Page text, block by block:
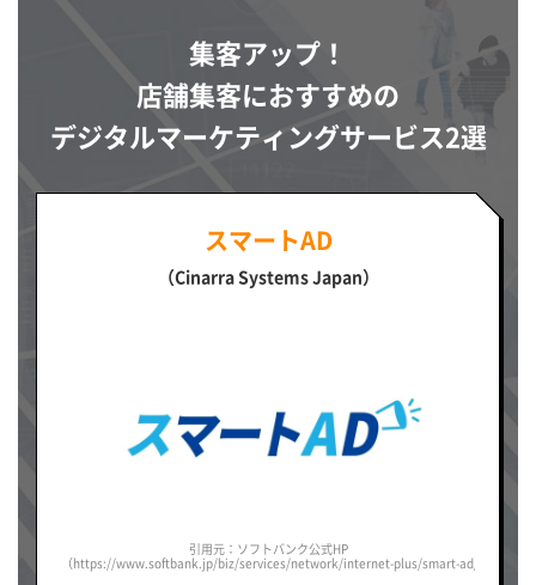
集客アップ！
店舗集客におすすめの
デジタルマーケティングサービス2選
スマートAD
（Cinarra Systems Japan）
引用元：ソフトバンク公式HP
（https://www.softbank.jp/biz/services/network/internet-plus/smart-ad/）